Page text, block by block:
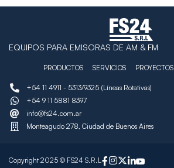
EQUIPOS PARA EMISORAS DE AM & FM
PRODUCTOS SERVICIOS PROYECTOS
+54 11 4911 - 5313/9325 (Líneas Rotativas)
+54 9 11 5881 8397
info@fs24.com.ar
Monteagudo 278, Ciudad de Buenos Aires
Copyright 2025 © FS24 S.R.L